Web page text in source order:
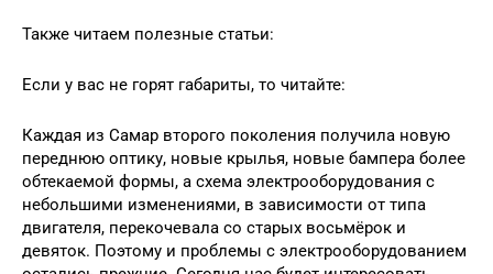
Также читаем полезные статьи:
Если у вас не горят габариты, то читайте:
Каждая из Самар второго поколения получила новую
переднюю оптику, новые крылья, новые бампера более
обтекаемой формы, а схема электрооборудования с
небольшими изменениями, в зависимости от типа
двигателя, перекочевала со старых восьмёрок и
девяток. Поэтому и проблемы с электрооборудованием